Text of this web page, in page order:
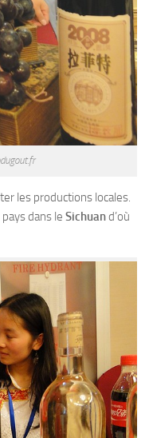
les productions locales.
dans le Sichuand’où